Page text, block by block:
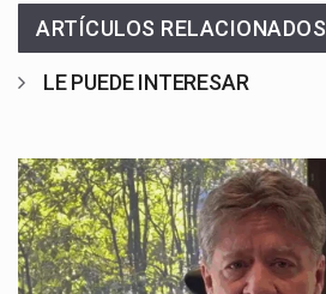
ARTÍCULOS RELACIONADOS
LE PUEDE INTERESAR